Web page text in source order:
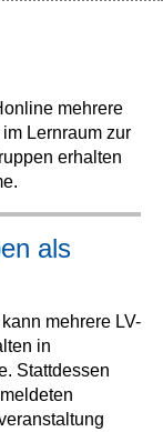
mehrere
Lernraum zur
erhalten
als
mehrere LV-
in
Stattdessen